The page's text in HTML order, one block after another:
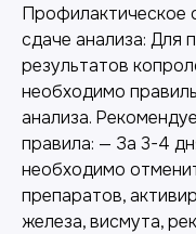
Профилактическое
сдаче анализа: Для
результатов
необходимо
анализа.
правила: — За 3-4
необходимо
препаратов,
железа, висмута,